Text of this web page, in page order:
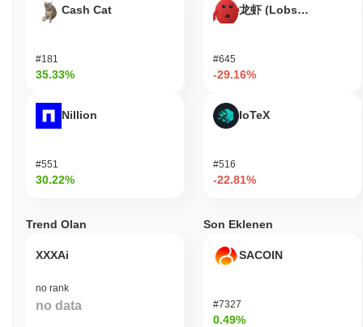
Cash Cat
#181
35.33%
Nillion
#551
30.22%
龙虾 (Lobster)
#645
-29.16%
IoTeX
#516
-22.81%
Trend Olan
XXXAi
no rank
no data
Son Eklenen
SACOIN
#7327
0.49%